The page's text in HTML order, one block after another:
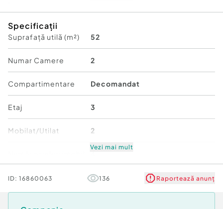
Vezi mai puţine Vezi mai puţine
Id intern: P2509
Confort:1
Tip imobil:Bloc de apartamente
Număr Băi:1
Comision cumpărător:2%
Specificații
Suprafață utilă (m²) 52
Numar Camere 2
Compartimentare Decomandat
Etaj 3
Mobilat/Utilat 2
Stare Bună
Vezi mai mult
ID: 16860063 136 Raportează anunț